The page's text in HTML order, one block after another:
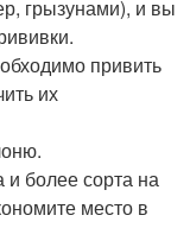
грызунами), и вы
привить
их
более сорта на
место в